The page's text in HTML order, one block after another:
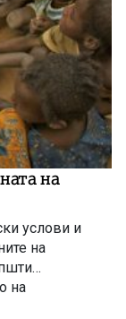
на
услови и
на
на